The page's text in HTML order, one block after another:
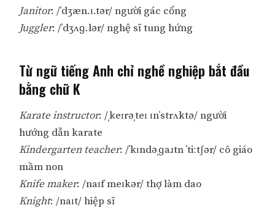
Janitor: /ˈdʒæn.ɪ.tər/ người gác cổng
Juggler: /ˈdʒʌɡ.lər/ nghệ sĩ tung hứng
Từ ngữ tiếng Anh chỉ nghề nghiệp bắt đầu
bằng chữ K
Karate instructor: /ˌkeɪrəˌteɪ ɪnˈstrʌktə/ người
hướng dẫn karate
Kindergarten teacher: /ˈkɪndəˌɡaɹtn ˈtiːtʃər/ cô giáo
mầm non
Knife maker: /naɪf meɪkər/ thợ làm dao
Knight: /naɪt/ hiệp sĩ